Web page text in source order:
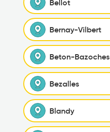
Bellot
Bernay-Vilbert
Beton-Bazoches
Bezalles
Blandy